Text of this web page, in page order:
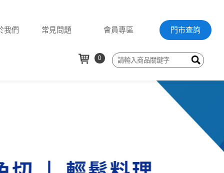
我們 常見問題 會員專區 門市查詢
0